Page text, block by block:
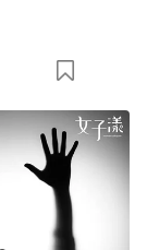
購買點數